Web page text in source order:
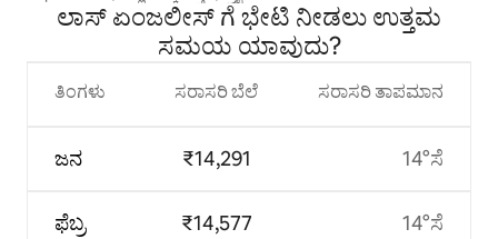
ಲಾಸ್ ಏಂಜಲೀಸ್ ಗೆ ಭೇಟಿ ನೀಡಲು ಉತ್ತಮ
ಸಮಯ ಯಾವುದು?
ತಿಂಗಳು
ಜನ
ಫೆಬ್ರ
ಸರಾಸರಿ ಬೆಲೆ
₹14,291
₹14,577
ಸರಾಸರಿ ತಾಪಮಾನ
14°ಸೆ
14°ಸೆ